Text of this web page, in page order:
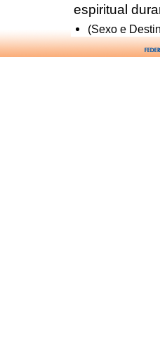
espiritual
(Sexo e
sono e _ com